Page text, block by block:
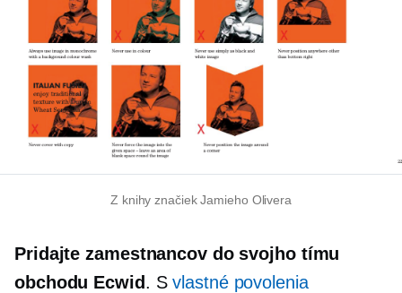
Z knihy značiek Jamieho Olivera
Pridajte zamestnancov do svojho tímu
obchodu Ecwid. Svlastné povolenia